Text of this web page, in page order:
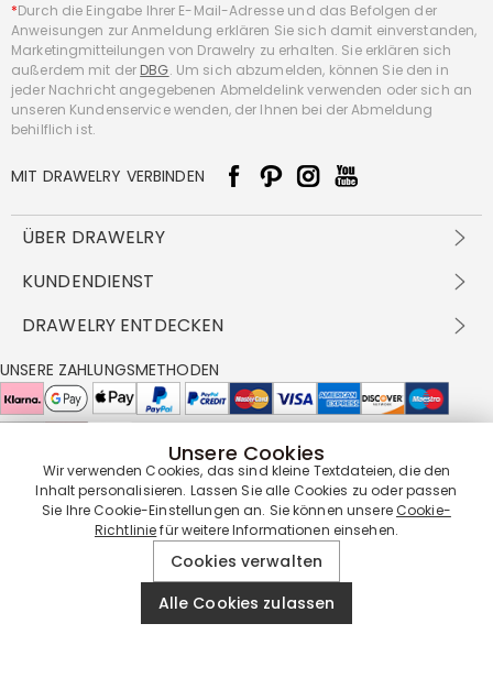
*Durch die Eingabe Ihrer E-Mail-Adresse und das Befolgen der
Anweisungen zur Anmeldung erklären Sie sich damit einverstanden,
Marketingmitteilungen von Drawelry zu erhalten. Sie erklären sich
außerdem mit der DBG. Um sich abzumelden, können Sie den in
jeder Nachricht angegebenen Abmeldelink verwenden oder sich an
unseren Kundenservice wenden, der Ihnen bei der Abmeldung
behilflich ist.
MIT DRAWELRY VERBINDEN
ÜBER DRAWELRY
Über Uns
DBG
FAQ
Cookie-Richtlinie
KUNDENDIENST
Versandbedingungen
Rückgabe & Umtausch
Pflegehinweis
DRAWELRY ENTDECKEN
Großhandelsangebot
Drawelry Prime
Bonusprogramm
UNSERE ZAHLUNGSMETHODEN
UNSERE LIEFERPARTNER
UNSERE SERVICEGARANTIE
© 2019 - 2026DrawelryWebsite All Rights Reserved.
Unsere Cookies
Wir verwenden Cookies, das sind kleine Textdateien, die den
Inhalt personalisieren. Lassen Sie alle Cookies zu oder passen
Sie Ihre Cookie-Einstellungen an. Sie können unsereCookie-
Richtliniefür weitere Informationen einsehen.
Cookies verwalten
Alle Cookies zulassen